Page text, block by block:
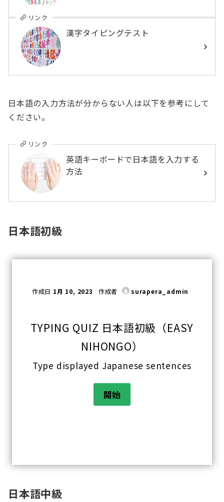
リンク
漢字タイピングテスト
日本語の入力方法が分からない人は以下を参考にして
ください。
リンク
英語キーボードで日本語を入力する
方法
日本語初級
作成日 1月 10, 2023 作成者 surapera_admin
TYPING QUIZ 日本語初級（EASY
NIHONGO）
Type displayed Japanese sentences
日本語中級